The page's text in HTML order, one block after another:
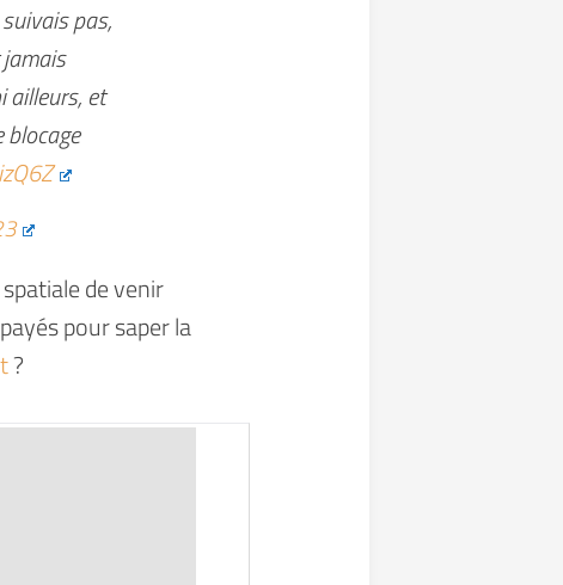
pas,
ailleurs, et
blocage
de venir
payés pour saper la
?